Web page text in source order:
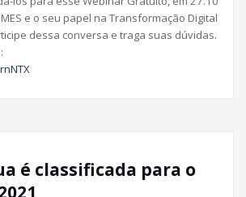
e o seu papel na Transformação Digital
dessa conversa e traga suas dúvidas.
é classificada para o